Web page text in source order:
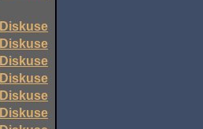
Diskuse
Diskuse
Diskuse
Diskuse
Diskuse
Diskuse